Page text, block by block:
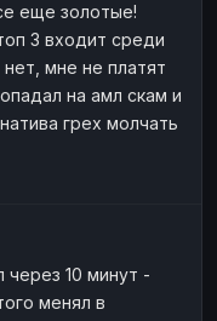
еще золотые!
3 входит среди
мне не платят
на амл скам и
грех молчать
через 10 минут -
менял в